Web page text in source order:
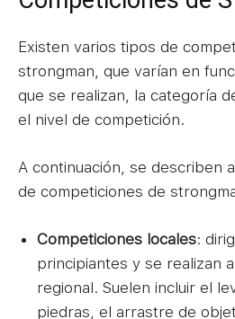
Existen varios tipos de
strongman, que varían en
que se realizan, la categoría
el nivel de competición.
A continuación, se describen
de competiciones de
Competiciones locales:
principiantes y se realizan
regional. Suelen incluir el
piedras, el arrastre de